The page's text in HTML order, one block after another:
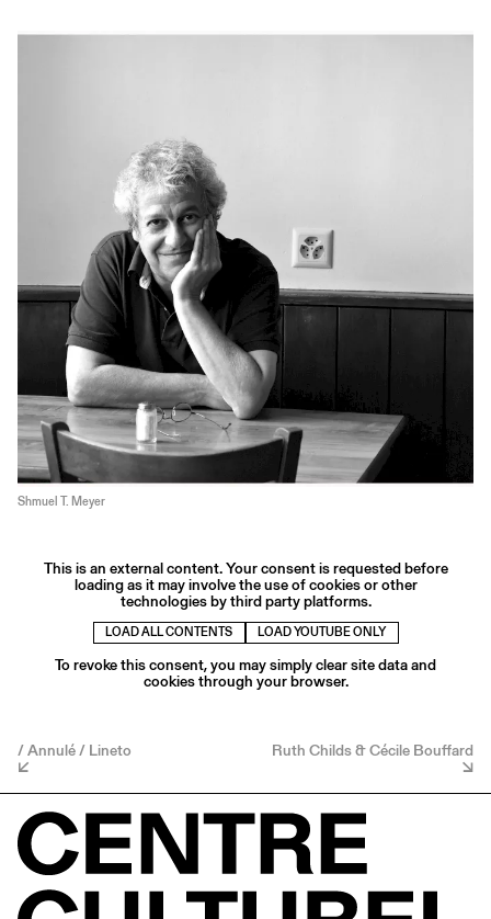
Shmuel T. Meyer
This is an external content. Your consent is requested before
loading as it may involve the use of cookies or other
technologies by third party platforms.
LOAD ALL CONTENTS LOAD YOUTUBE ONLY
To revoke this consent, you may simply clear site data and
cookies through your browser.
/ Annulé / Lineto Ruth Childs & Cécile Bouffard